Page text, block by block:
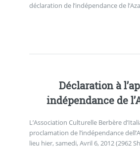
déclaration de l’indépendance de
Déclaration à
indépendance de
L’Association Culturelle Berbère
proclamation de l’indépendance
lieu hier, samedi, Avril 6, 2012 (2962